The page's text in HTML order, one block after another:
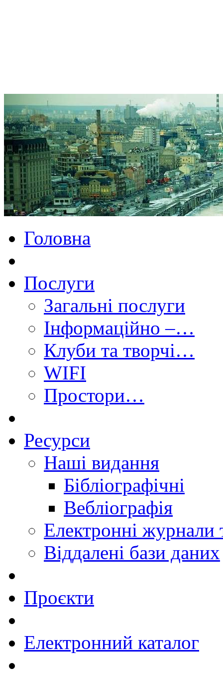
Головна
Послуги
Загальні послуги
Інформаційно –…
Клуби та творчі…
WIFI
Простори…
Ресурси
Наші видання
Бібліографічні
Вебліографія
Електронні
Віддалені бази даних
Проєкти
Електронний каталог